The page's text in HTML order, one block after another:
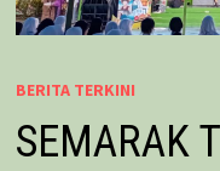
BERITA TERKINI
SEMARAK